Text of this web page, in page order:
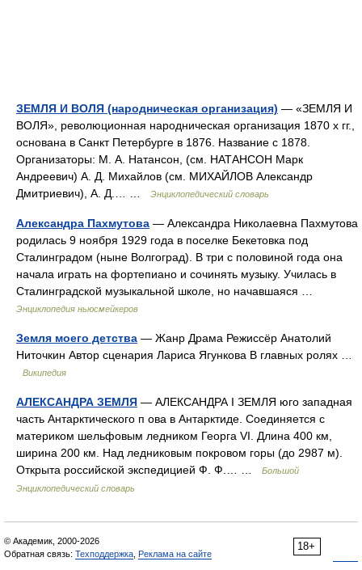
ЗЕМЛЯ И ВОЛЯ (народническая организация) — «ЗЕМЛЯ И
ВОЛЯ», революционная народническая организация 1870 х гг.,
основана в Санкт Петербурге в 1876. Название с 1878.
Организаторы: М. А. Натансон, (см. НАТАНСОН Марк
Андреевич) А. Д. Михайлов (см. МИХАЙЛОВ Александр
Дмитриевич), А. Д.… …
Энциклопедический словарь
Александра Пахмутова — Александра Николаевна Пахмутова
родилась 9 ноября 1929 года в поселке Бекетовка под
Сталинградом (ныне Волгоград). В три с половиной года она
начала играть на фортепиано и сочинять музыку. Училась в
Сталинградской музыкальной школе, но начавшаяся …
Энциклопедия ньюсмейкеров
Земля моего детства — Жанр Драма Режиссёр Анатолий
Ниточкин Автор сценария Лариса Ягункова В главных ролях …
Википедия
АЛЕКСАНДРА ЗЕМЛЯ — АЛЕКСАНДРА I ЗЕМЛЯ юго западная
часть Антарктического п ова в Антарктиде. Соединяется с
материком шельфовым ледником Георга VI. Длина 400 км,
ширина 200 км. Над ледниковым покровом горы (до 2987 м).
Открыта российской экспедицией Ф. Ф.… …
Большой
Энциклопедический словарь
18+
© Академик, 2000-2026
Обратная связь: Техподдержка Реклама на сайте